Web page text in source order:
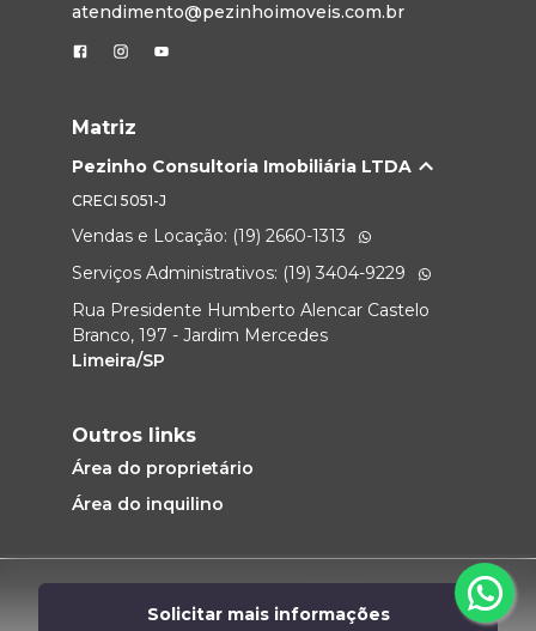
Solicitar mais informações
atendimento@pezinhoimoveis.com.br
Matriz
Pezinho Consultoria Imobiliária LTDA
CRECI 5051-J
Vendas e Locação: (19) 2660-1313
Serviços Administrativos: (19) 3404-9229
Rua Presidente Humberto Alencar Castelo
Branco, 197 - Jardim Mercedes
Limeira/SP
Outros links
Área do proprietário
Área do inquilino
Desenvolvido por